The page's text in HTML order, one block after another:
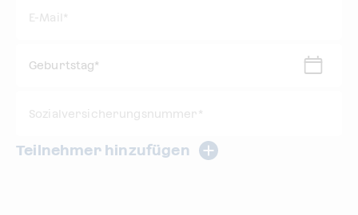
E-Mail *
Geburtstag*
Sozialversicherungsnummer*
Teilnehmer hinzufügen